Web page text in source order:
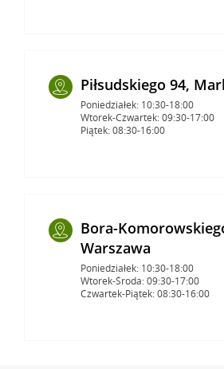
Piłsudskiego 94,
Poniedziałek: 10:30-18:00
Wtorek-Czwartek: 09:30-17:00
Piątek: 08:30-16:00
Bora-
Warszawa
Poniedziałek: 10:30-18:00
Wtorek-Środa: 09:30-17:00
Czwartek-Piątek: 08:30-16:00